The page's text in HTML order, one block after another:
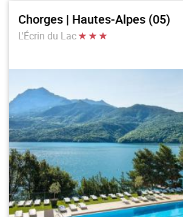
Chorges | Hautes-Alpes (05)
L'Écrin du Lac